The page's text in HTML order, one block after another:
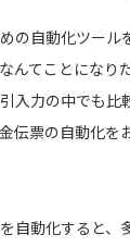
の自動化ツール
んてことになり
入力の中でも比
伝票の自動化を
自動化すると、